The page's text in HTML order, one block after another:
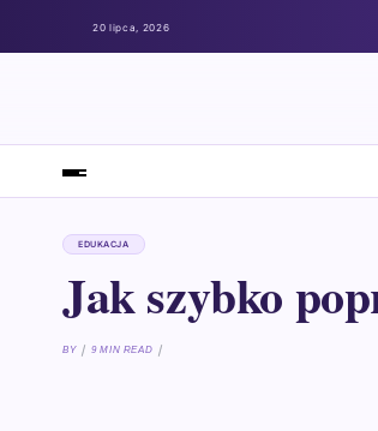
20 lipca, 2026
EDUKACJA
Jak szybko
BY 9 MIN READ